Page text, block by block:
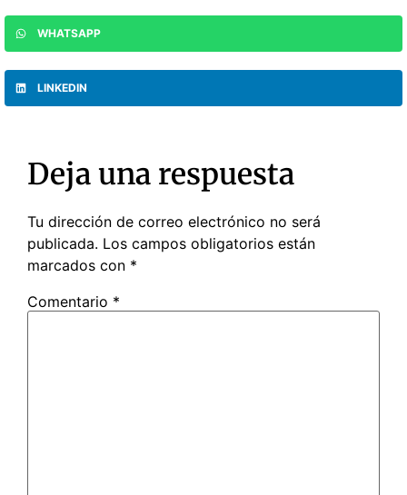
WHATSAPP
LINKEDIN
Deja una respuesta
Tu dirección de correo electrónico no será
publicada. Los campos obligatorios están
marcados con *
Comentario *